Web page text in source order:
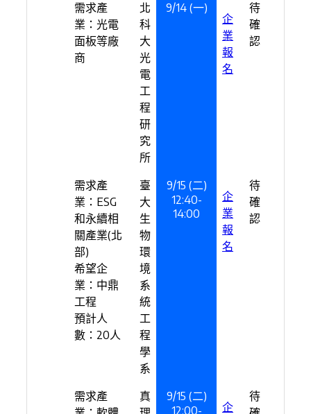
需求產
業：光電
面板等廠
商
北
科
大
光
電
工
程
研
究
所
9/14 (一)
企
業
報
名
待
確
認
需求產
業：ESG
和永續相
關產業(北
部)
希望企
業：中鼎
工程
預計人
數：20人
臺
大
生
物
環
境
系
統
工
程
學
系
9/15 (二)
12:40-
14:00
企
業
報
名
待
確
認
需求產
真
9/15 (二)
12:00-
企
待